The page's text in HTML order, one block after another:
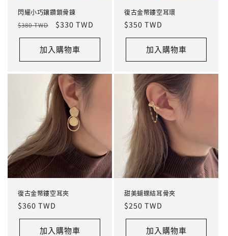
閃耀小巧鑲鑽鎖骨鍊
定
價
$380 TWD
售
價
$330 TWD
加入購物車
復古金幣鏤空耳環
定
價
$350 TWD
加入購物車
復古金幣鏤空耳夾
定
價
$360 TWD
加入購物車
甜美蝴蝶結耳骨夾
定
價
$250 TWD
加入購物車